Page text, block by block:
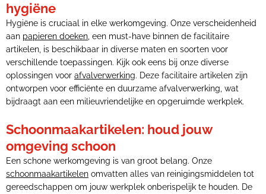
hygiëne
Hygiëne is cruciaal in elke werkomgeving. Onze verscheidenheid
aan papieren doeken , een must-have binnen de facilitaire
artikelen, is beschikbaar in diverse maten en soorten voor
verschillende toepassingen. Kijk ook eens bij onze diverse
oplossingen voor afvalverwerking. Deze facilitaire artikelen zijn
ontworpen voor efficiënte en duurzame afvalverwerking, wat
bijdraagt aan een milieuvriendelijke en opgeruimde werkplek.
Schoonmaakartikelen: houd jouw
omgeving schoon
Een schone werkomgeving is van groot belang. Onze
schoonmaakartikelen omvatten alles van reinigingsmiddelen tot
gereedschappen om jouw werkplek onberispelijk te houden. De